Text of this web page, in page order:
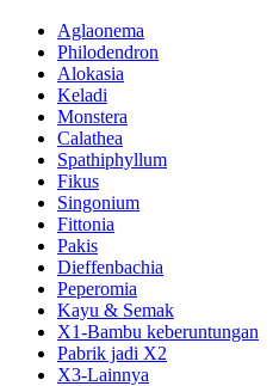
Aglaonema
Philodendron
Alokasia
Keladi
Monstera
Calathea
Spathiphyllum
Fikus
Singonium
Fittonia
Pakis
Dieffenbachia
Peperomia
Kayu & Semak
X1-Bambu keberuntungan
Pabrik jadi X2
X3-Lainnya